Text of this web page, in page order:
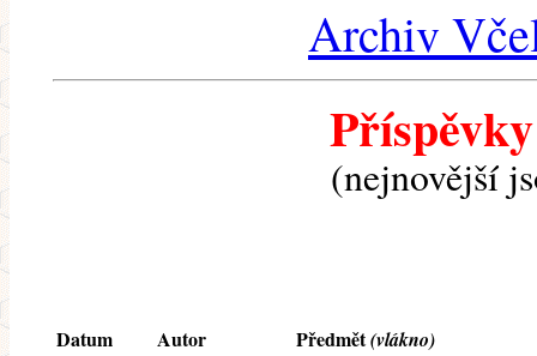
Archiv
(nejnovější
Datum Autor Předmět(vlákno)